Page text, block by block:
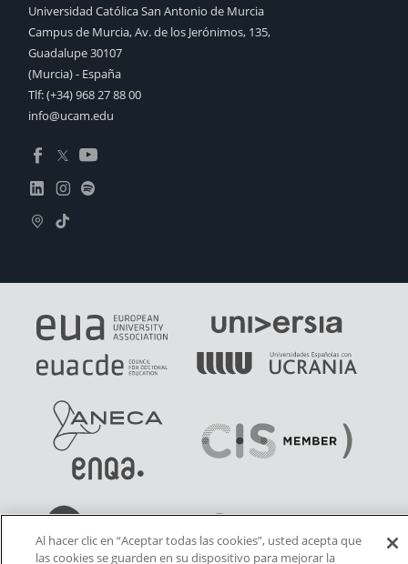
Universidad Católica San Antonio de Murcia
Campus de Murcia, Av. de los Jerónimos, 135,
Guadalupe 30107
(Murcia) - España
Tlf:(+34) 968 27 88 00
info@ucam.edu
Al hacer clic en “Aceptar todas las cookies”, usted acepta que
las cookies se guarden en su dispositivo para mejorar la